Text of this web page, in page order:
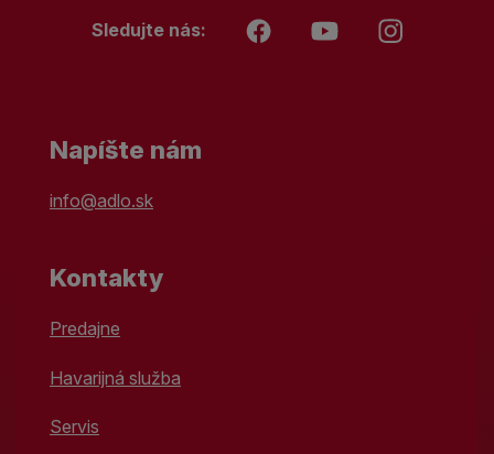
Sledujte nás:
Napíšte nám
info@adlo.sk
Kontakty
Predajne
Havarijná služba
Servis